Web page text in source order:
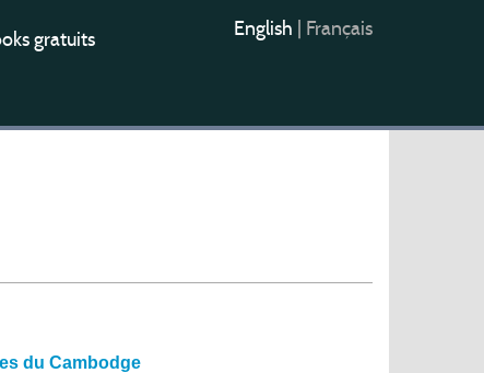
gratuits English Français
du Cambodge